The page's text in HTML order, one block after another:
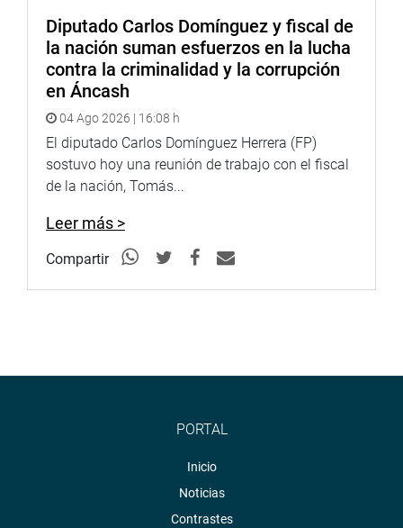
Diputado Carlos Domínguez y fiscal de
la nación suman esfuerzos en la lucha
contra la criminalidad y la corrupción
en Áncash
04 Ago 2026 | 16:08 h
El diputado Carlos Domínguez Herrera (FP)
sostuvo hoy una reunión de trabajo con el fiscal
de la nación, Tomás...
Leer más >
Compartir
PORTAL
Inicio
Noticias
Contrastes